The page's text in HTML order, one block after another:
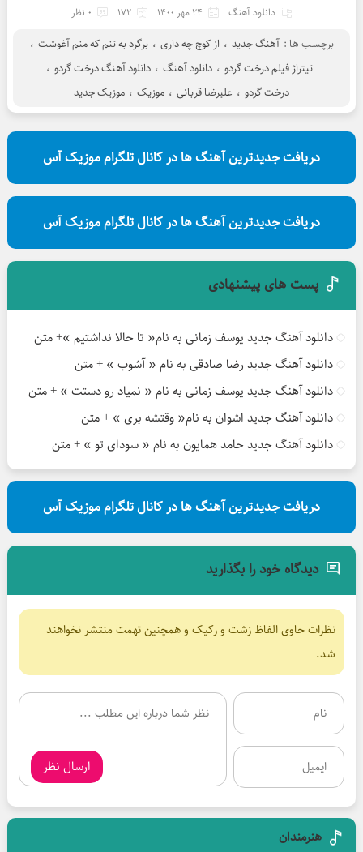
دانلود آهنگ 24 مهر 1400 172 0 نظر
برچسب ها : آهنگ جدید ، از کوچ چه داری ، برگرد به تنم که منم آغوشت ،
تیتراژ فیلم درخت گردو ، دانلود آهنگ ، دانلود آهنگ درخت گردو ،
درخت گردو ، علیرضا قربانی ، موزیک ، موزیک جدید
دریافت جدیدترین آهنگ ها در کانال تلگرام موزیک آس
دریافت جدیدترین آهنگ ها در کانال تلگرام موزیک آس
پست های پیشنهادی
دانلود آهنگ جدید یوسف زمانی به نام« تا حالا نداشتیم »+ متن
دانلود آهنگ جدید رضا صادقی به نام « آشوب » + متن
دانلود آهنگ جدید یوسف زمانی به نام « نمیاد رو دستت » + متن
دانلود آهنگ جدید اشوان به نام« وقتشه بری » + متن
دانلود آهنگ جدید حامد همایون به نام « سودای تو » + متن
دریافت جدیدترین آهنگ ها در کانال تلگرام موزیک آس
دیدگاه خود را بگذارید
نظرات حاوی الفاظ زشت و رکیک و همچنین تهمت منتشر نخواهند
شد.
ارسال نظر
هنرمندان